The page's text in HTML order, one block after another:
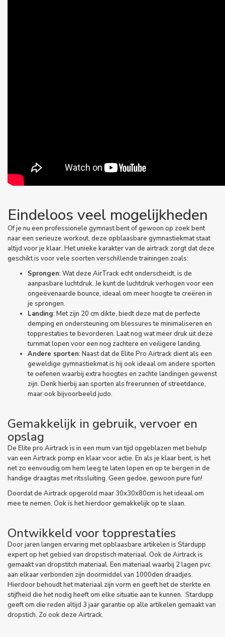
Eindeloos veel mogelijkheden
Of je nu een professionele gymnast bent of gewoon op zoek bent
naar een serieuze workout, deze opblaasbare gymnastiekmat staat
altijd voor je klaar. Het unieke karakter van de airtrack zorgt dat deze
geschikt is voor vele soorten verschillende trainingen zoals:
Sprongen: Wat deze AirTrack echt onderscheidt, is de
aanpasbare luchtdruk. Je kunt de luchtdruk verhogen voor een
ongeëvenaarde bounce, ideaal om meer hoogte te creëren in
je sprongen.
Landing: Met zijn 20 cm dikte, biedt deze mat de perfecte
demping en ondersteuning om blessures te minimaliseren en
topprestaties te bevorderen. Laat nog wat meer druk uit deze
turnmat lopen voor een nog zachtere en veiligere landing.
Andere sporten: Naast dat de Elite Pro Airtrack dient als een
geweldige gymnastiekmat is hij ook ideaal om andere sporten
te oefenen waarbij extra hoogtes en zachte landingen gewenst
zijn. Denk hierbij aan sporten als freerunnen of streetdance,
maar ook bijvoorbeeld judo.
Gemakkelijk in gebruik, vervoer en
opslag
De Elite pro Airtrack is in een mum van tijd opgeblazen met behulp
van een Airtrack pomp en klaar voor actie. En als je klaar bent, is het
net zo eenvoudig om hem leeg te laten lopen en op te bergen in de
handige draagtas met ritssluiting. Geen gedoe, gewoon pure fun!
Doordat de Airtrack opgerold maar 30x30x80cm is het ideaal om
mee te nemen. Ook is het hierdoor gemakkelijk op te slaan.
Ontwikkeld voor topprestaties
Door jaren langen ervaring met opblaasbare artikelen is Stardupp
expert op het gebied van dropstisch materiaal. Ook de Airtrack is
gemaakt van dropstitch materiaal. Een materiaal waarbij 2 lagen pvc
aan elkaar verbonden zijn doormiddel van 1000den draadjes.
Hierdoor behoudt het materiaal zijn vorm en geeft het de sterkte en
stijfheid die het nodig heeft om elke situatie aan te kunnen. Stardupp
geeft om die reden altijd 3 jaar garantie op alle artikelen gemaakt van
dropstich. Zo ook deze Airtrack.